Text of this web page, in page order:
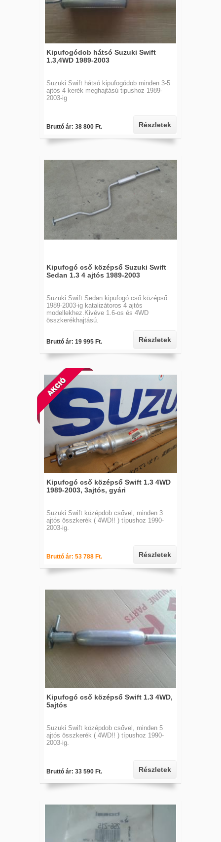
Kipufogódob hátsó Suzuki Swift
1.3,4WD 1989-2003
Suzuki Swift hátsó kipufogódob minden 3-5
ajtós 4 kerék meghajtású tipushoz 1989-
2003-ig
Bruttó ár: 38 800 Ft. Részletek
Kipufogó cső középső Suzuki Swift
Sedan 1.3 4 ajtós 1989-2003
Suzuki Swift Sedan kipufogó cső középső.
1989-2003-ig katalizátoros 4 ajtós
modellekhez.Kivéve 1.6-os és 4WD
összkerékhajtású.
Bruttó ár: 19 995 Ft. Részletek
Kipufogó cső középső Swift 1.3 4WD
1989-2003, 3ajtós, gyári
Suzuki Swift középdob csővel, minden 3
ajtós összkerék ( 4WD!! ) típushoz 1990-
2003-ig.
Bruttó ár: 53 788 Ft. Részletek
Kipufogó cső középső Swift 1.3 4WD,
5ajtós
Suzuki Swift középdob csővel, minden 5
ajtós összkerék ( 4WD!! ) típushoz 1990-
2003-ig.
Bruttó ár: 33 590 Ft. Részletek